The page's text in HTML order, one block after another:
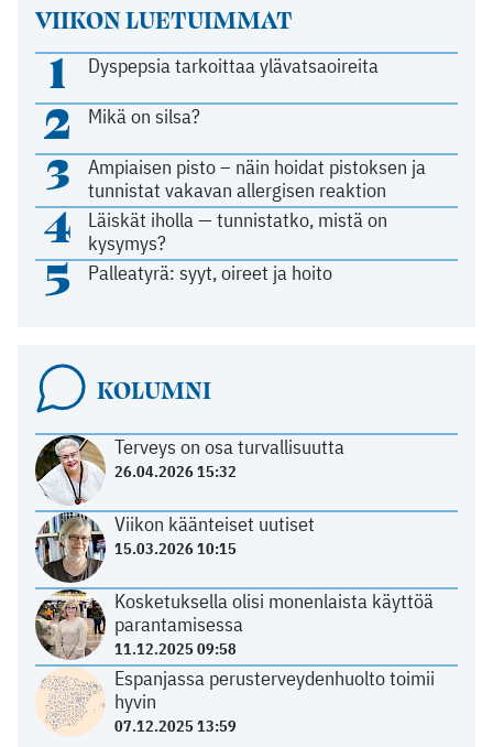
VIIKON LUETUIMMAT
1 Dyspepsia tarkoittaa ylävatsaoireita
2 Mikä on silsa?
3
Ampiaisen pisto – näin hoidat pistoksen ja
tunnistat vakavan allergisen reaktion
4
Läiskät iholla — tunnistatko, mistä on
kysymys?
5 Palleatyrä: syyt, oireet ja hoito
KOLUMNI
Terveys on osa turvallisuutta
26.04.2026 15:32
Viikon käänteiset uutiset
15.03.2026 10:15
Kosketuksella olisi monenlaista käyttöä
parantamisessa
11.12.2025 09:58
Espanjassa perusterveydenhuolto toimii
hyvin
07.12.2025 13:59